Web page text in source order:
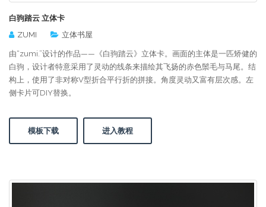
白驹踏云 立体卡
ZUMI
立体书屋
由“zumi.”设计的作品——《白驹踏云》立体卡。画面的主体是一匹矫健的
白驹，设计者特意采用了灵动的线条来描绘其飞扬的赤色鬃毛与马尾。结
构上，使用了非对称V型折合平行折的拼接。角度灵动又富有层次感。左
侧卡片可DIY替换。
模板下载 进入教程